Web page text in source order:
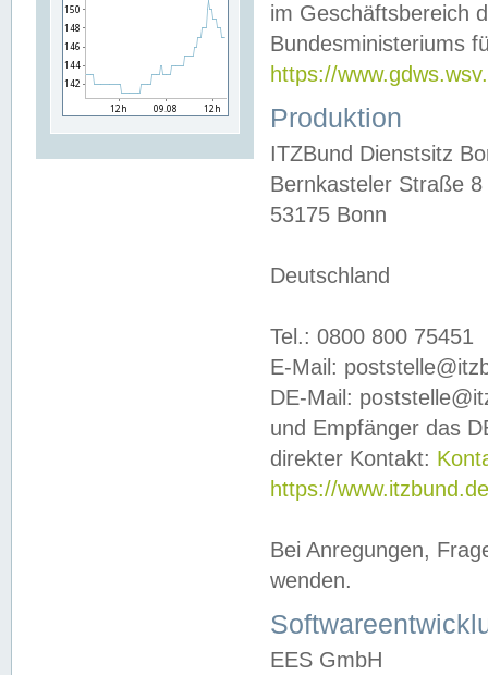
im Geschäftsbereich
Bundesministeriums
https://
Produktion
ITZBund Dienstsitz
Bernkasteler Straße 8
53175 Bonn
Deutschland
Tel.: 0800 800 75451
E-Mail:
DE-Mail:
und Empfänger das
direkter Kontakt:
https://
Bei Anregungen,
wenden.
EES GmbH